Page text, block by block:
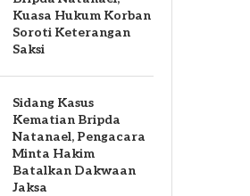
Kuasa Hukum Korban
Soroti Keterangan
Saksi
Sidang Kasus
Kematian Bripda
Natanael, Pengacara
Minta Hakim
Batalkan Dakwaan
Jaksa